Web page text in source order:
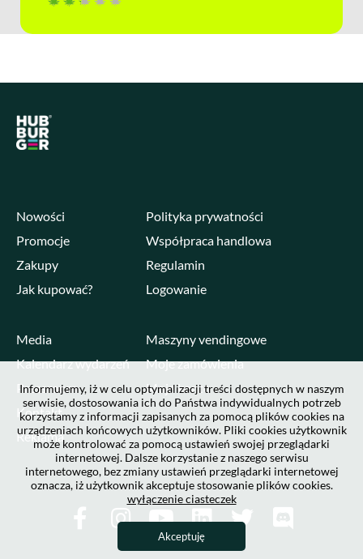
Nowości
Promocje
Zakupy
Jak kupować?
Polityka prywatności
Współpraca handlowa
Regulamin
Logowanie
Media
Kalendarz wydarzeń
Pressroom
Kontakt
Reklama
Maszyny vendingowe
Moje zamówienia
Moje konto
Informujemy, iż w celu optymalizacji treści dostępnych w naszym
serwisie, dostosowania ich do Państwa indywidualnych potrzeb
korzystamy z informacji zapisanych za pomocą plików cookies na
urządzeniach końcowych użytkowników. Pliki cookies użytkownik
może kontrolować za pomocą ustawień swojej przeglądarki
internetowej. Dalsze korzystanie z naszego serwisu
internetowego, bez zmiany ustawień przeglądarki internetowej
oznacza, iż użytkownik akceptuje stosowanie plików cookies.
wyłączenie ciasteczek
Akceptuję